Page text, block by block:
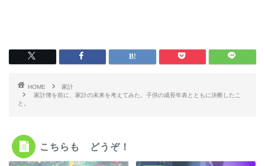
HOME
家計
家計簿を前に、家計の未来を考えてみた。子供の成長年表とともに決断したこ
と。
こちらも どうぞ！